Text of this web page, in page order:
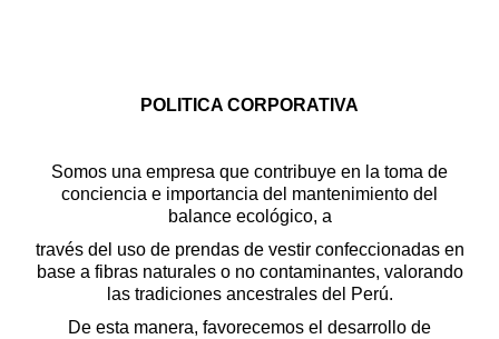
POLITICA CORPORATIVA
Somos una empresa que contribuye en la toma de
conciencia e importancia del mantenimiento del
balance ecológico, a
través del uso de prendas de vestir confeccionadas en
base a fibras naturales o no contaminantes, valorando
las tradiciones ancestrales del Perú.
De esta manera, favorecemos el desarrollo de